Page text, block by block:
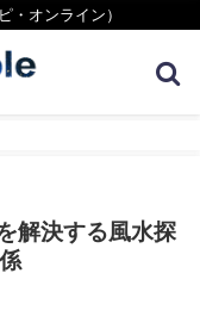
・オンライン）
解決する風水探